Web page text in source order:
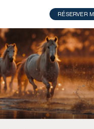
RÉSERVER